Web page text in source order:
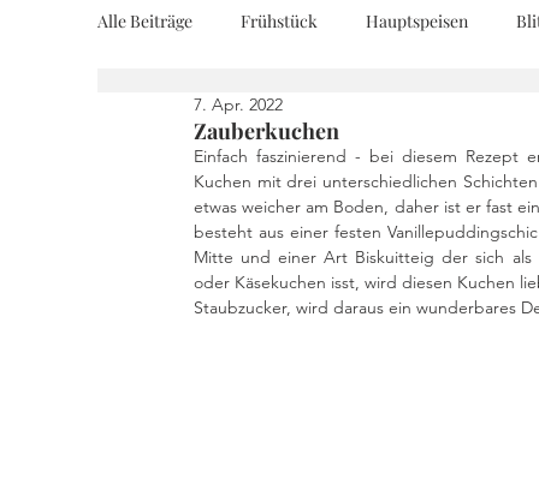
Alle Beiträge Frühstück Hauptspeisen
Kuchen und Desserts
Drinks Fingerfood Geschenke aus der
REZEPTKARTEN Rezeptvideo vegan
Zauberkuchen
7. Apr. 2022
Einfach faszinierend - bei diesem Rezept
Kuchen mit drei unterschiedlichen
etwas weicher am Boden, daher ist er fast
besteht aus einer festen
Mitte und einer Art Biskuitteig der sich
oder Käsekuchen isst, wird diesen Kuchen
Staubzucker, wird daraus ein wunderbares